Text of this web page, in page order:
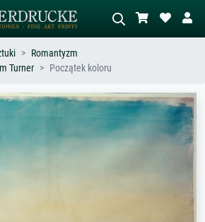
stylu – np.
akt.
Opisz scenę – np. zielona łąka,
abstrakcja z czerwienią, ciemny olej,
stojący akt obok drzewa.
Romantyzm
Turner
Początek koloru